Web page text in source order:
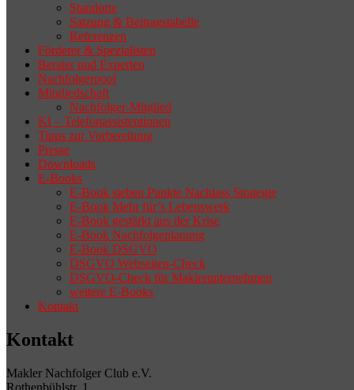
Standorte
Satzung & Beitragstabelle
Referenzen
Förderer & Spezialisten
Berater und Experten
Nachfolgerpool
Mitgliedschaft
Nachfolger-Mitglied
KI – Telefonassistentinnen
Tipps zur Vorbereitung
Presse
Downloads
E-Books
E-Book sieben Punkte Nachlass Strategie
E-Book Mehr für’s Lebenswerk
E-Book gestärkt aus der Krise
E-Book Nachfolgeplanung
E-Book DSGVO
DSGVO Webseiten-Check
DSGVO-Check für Maklerunternehmen
weitere E-Books
Kontakt
Kontakt
Makler Nachfolger Club e.V.
Rothenbühlstr. 1